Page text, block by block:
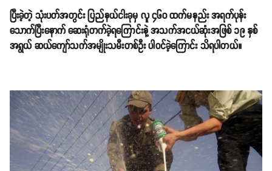
ပြီးခဲ့တဲ့ သုံးပတ်အတွင်း ပြည်နယ်ငါးခုမှ လူ ၄၆၀ ထက်မနည်း အရက်ပုန်း
သောက်ပြီးနောက် ဆေးရုံတက်ခဲ့ရကြောင်းနဲ့ အသက်အငယ်ဆုံးအဖြစ် ၁၉ နှစ်
အရွယ် ဆယ်ကျော်သက်အမျိုးသမီးတစ်ဦး ပါဝင်ခဲ့ကြောင်း သိရပါတယ်။